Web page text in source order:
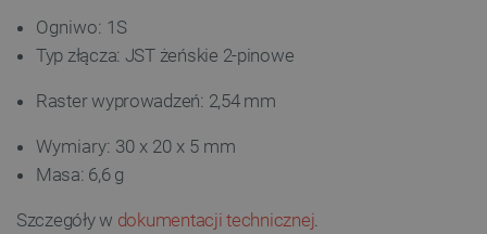
Ogniwo: 1S
Typ złącza: JST żeńskie 2-pinowe
Raster wyprowadzeń: 2,54 mm
Wymiary: 30 x 20 x 5 mm
Masa: 6,6 g
Szczegóły w dokumentacji technicznej.